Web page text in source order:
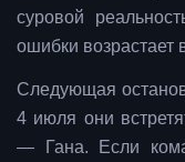
суровой
ошибки возрастает
Следующая
4 июля они
— Гана. Если